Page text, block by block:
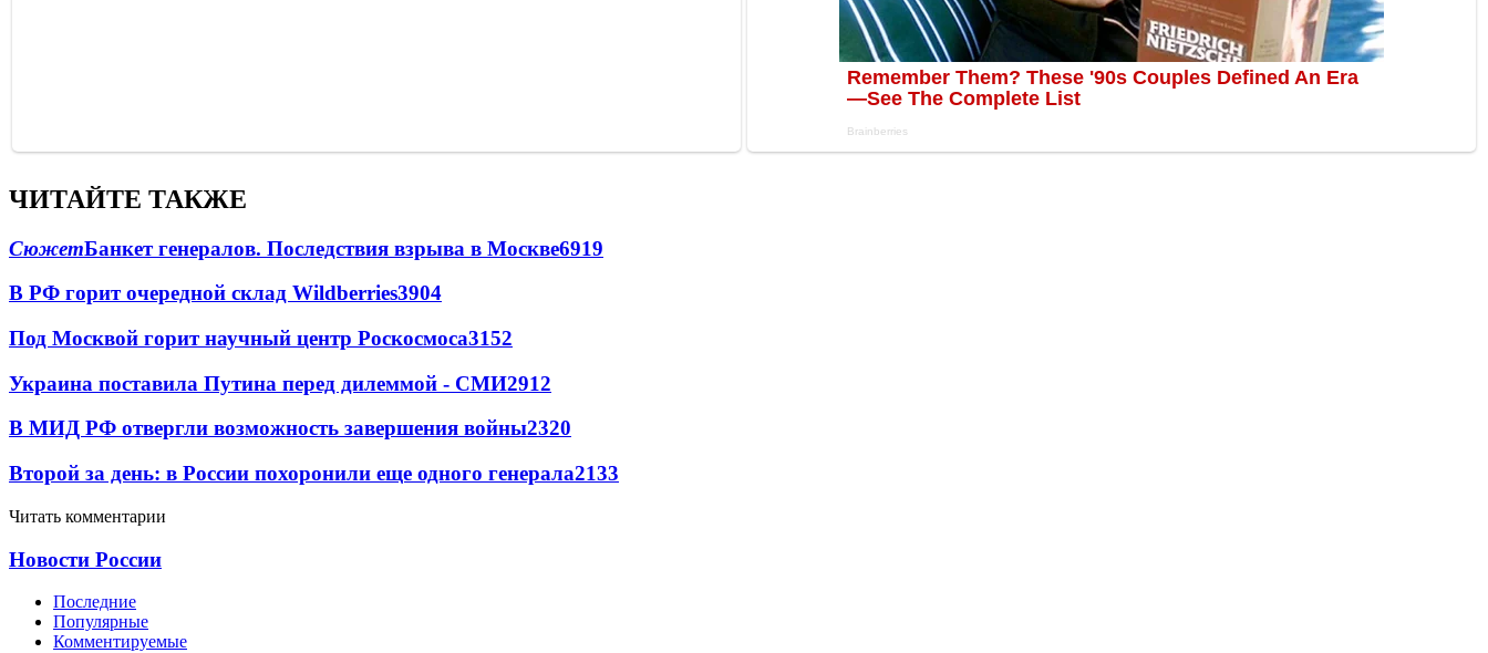
ЧИТАЙТЕ ТАКЖЕ
СюжетБанкет генералов. Последствия взрыва в Москве6919
В РФ горит очередной склад Wildberries3904
Под Москвой горит научный центр Роскосмоса3152
Украина поставила Путина перед дилеммой - СМИ2912
В МИД РФ отвергли возможность завершения войны2320
Второй за день: в России похоронили еще одного генерала2133
Читать комментарии
Новости России
Последние
Популярные
Комментируемые